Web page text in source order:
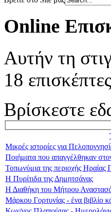
Online
Αυτήν τη
18
Βρίσκεστε
Μικρές ιστορίες για
Ποιήματα που απαγγέλθηκαν
Τοπωνύμια της περιοχής Ηραίας
Η Πυρίτιδα της Δημητσάνας
Η Διαθήκη του Μήτρου
Μάρκου Γορτυνίας - ένα βιβλίο